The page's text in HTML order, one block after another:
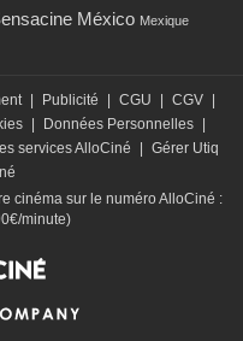
México Mexique
Publicité CGU CGV
Données Personnelles
services AlloCiné
Gérer Utiq
cinéma sur le numéro AlloCiné :
minute)